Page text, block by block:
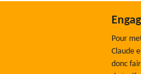
Pour
Claude
donc